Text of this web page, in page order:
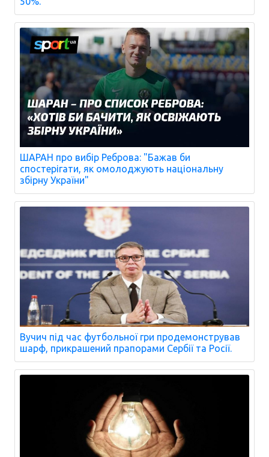
ШАРАН про вибір Реброва: "Бажав би
спостерігати, як омолоджують національну
збірну України"
Вучич під час футбольної гри продемонстрував
шарф, прикрашений прапорами Сербії та Росії.